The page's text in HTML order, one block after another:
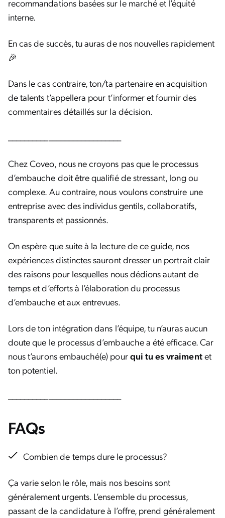
recommandations basées sur le marché et l’équité
interne.
En cas de succès, tu auras de nos nouvelles rapidement
🎉
Dans le cas contraire, ton/ta partenaire en acquisition
de talents t’appellera pour t’informer et fournir des
commentaires détaillés sur la décision.
Chez Coveo, nous ne croyons pas que le processus
d’embauche doit être qualifié de stressant, long ou
complexe. Au contraire, nous voulons construire une
entreprise avec des individus gentils, collaboratifs,
transparents et passionnés.
On espère que suite à la lecture de ce guide, nos
expériences distinctes sauront dresser un portrait clair
des raisons pour lesquelles nous dédions autant de
temps et d’efforts à l’élaboration du processus
d’embauche et aux entrevues.
Lors de ton intégration dans l’équipe, tu n’auras aucun
doute que le processus d’embauche a été efficace. Car
nous t’aurons embauché(e) pourqui tu es vraimentet
ton potentiel.
FAQs
Combien de temps dure le processus?
Ça varie selon le rôle, mais nos besoins sont
généralement urgents. L’ensemble du processus,
passant de la candidature à l’offre, prend généralement